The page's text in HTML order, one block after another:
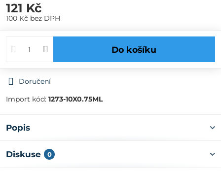
121 Kč
100 Kč bez DPH
Do košíku
Doručení
Import kód: 1273-10X0.75ML
Popis
Diskuse 0